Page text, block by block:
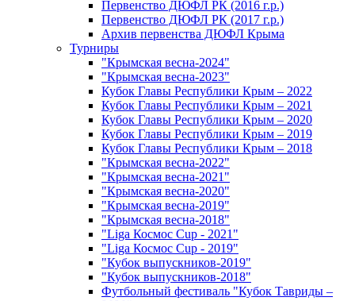
Первенство ДЮФЛ РК (2016 г.р.)
Первенство ДЮФЛ РК (2017 г.р.)
Архив первенства ДЮФЛ Крыма
Турниры
"Крымская весна-2024"
"Крымская весна-2023"
Кубок Главы Республики Крым – 2022
Кубок Главы Республики Крым – 2021
Кубок Главы Республики Крым – 2020
Кубок Главы Республики Крым – 2019
Кубок Главы Республики Крым – 2018
"Крымская весна-2022"
"Крымская весна-2021"
"Крымская весна-2020"
"Крымская весна-2019"
"Крымская весна-2018"
"Liga Космос Cup - 2021"
"Liga Космос Cup - 2019"
"Кубок выпускников-2019"
"Кубок выпускников-2018"
Футбольный фестиваль "Кубок Тавриды –